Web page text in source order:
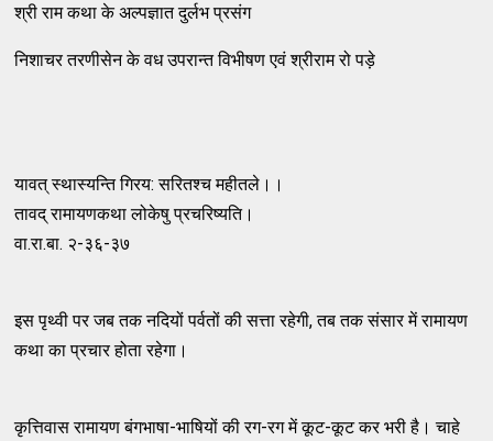
श्री राम कथा के अल्पज्ञात दुर्लभ प्रसंग
निशाचर तरणीसेन के वध उपरान्त विभीषण एवं श्रीराम रो पड़े
यावत् स्थास्यन्ति गिरय: सरितश्च महीतले।।
तावद् रामायणकथा लोकेषु प्रचरिष्यति।
वा.रा.बा. २-३६-३७
इस पृथ्वी पर जब तक नदियों पर्वतों की सत्ता रहेगी, तब तक संसार में रामायण
कथा का प्रचार होता रहेगा।
कृत्तिवास रामायण बंगभाषा-भाषियों की रग-रग में कूट-कूट कर भरी है। चाहे